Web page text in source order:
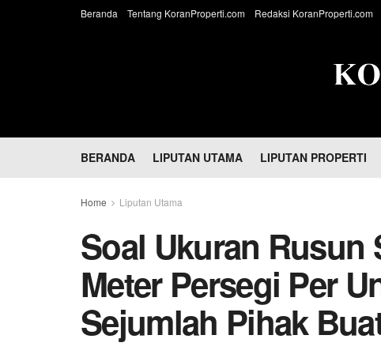
Beranda Tentang KoranProperti.com Redaksi KoranProperti.com
BERANDA LIPUTAN UTAMA LIPUTAN PROPERTI
Home Liputan Utama
Soal Ukuran Rusun
Meter Persegi Per
Sejumlah Pihak